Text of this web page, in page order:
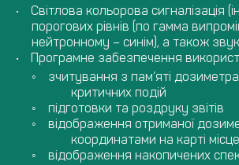
Світлова кольорова сигналізація
порогових рівнів (по гамма
нейтронному – синім), а також
Програмне забезпечення
зчитування з пам’яті
критичних подій
підготовки та роздруку звітів
відображення отриманої
координатами на карті
відображення накопичених